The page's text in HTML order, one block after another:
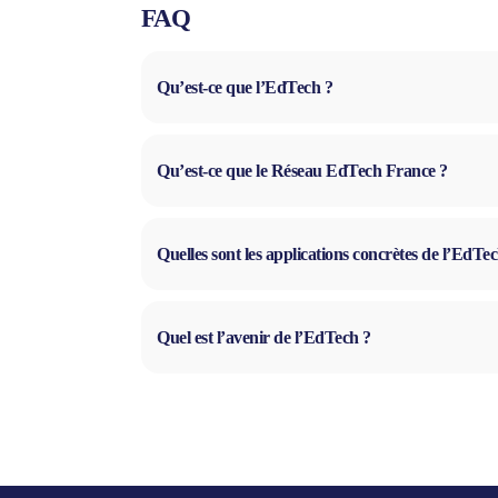
FAQ
Qu’est-ce que l’EdTech ?
Qu’est-ce que le Réseau EdTech France ?
Quelles sont les applications concrètes de
Quel est l’avenir de l’EdTech ?